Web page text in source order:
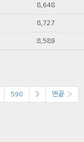
8,648
8,727
8,589
590 > 맨끝 ›